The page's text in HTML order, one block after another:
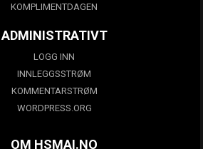
KOMPLIMENTDAGEN
ADMINISTRATIVT
LOGG INN
INNLEGGSSTRØM
KOMMENTARSTRØM
WORDPRESS.ORG
OM HSMAI.NO